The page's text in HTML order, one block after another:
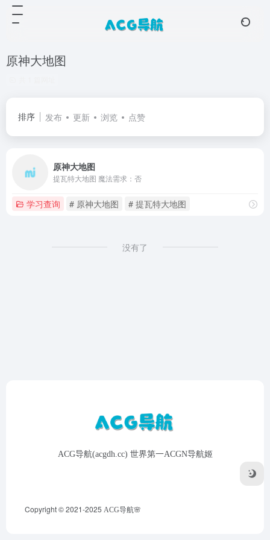
原神大地图
排序 发布 更新 浏览 点赞
原神大地图
提瓦特大地图 魔法需求：否
学习查询 # 原神大地图 # 提瓦特大地图
没有了
ACG导航(acgdh.cc) 世界第一ACGN导航姬
Copyright © 2021-2025 ACG导航🌸